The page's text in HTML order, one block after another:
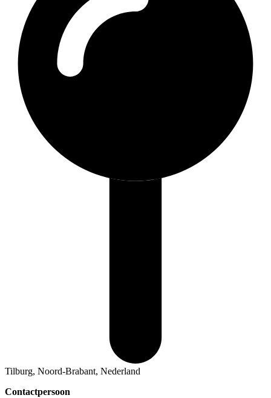
Tilburg, Noord-Brabant, Nederland
Contactpersoon